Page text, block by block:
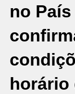
no
horário